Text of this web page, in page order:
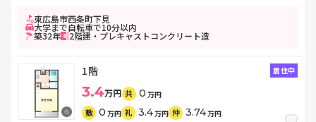
東広島市西条町下見
大学まで自転車で10分以内
築32年 2階建・プレキャストコンクリート造
1階 居住中
3.4万円 共 0 万円
敷 0 万円 礼 3.4万円 仲 3.74万円